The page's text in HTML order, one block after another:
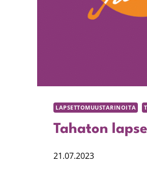
LAPSETTOMUUSTARINOITA
Tahaton
21.07.2023